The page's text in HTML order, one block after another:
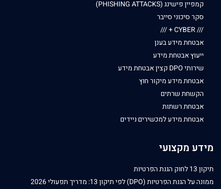
קמפיין פישינג (PHISHING ATTACKS)
סקר סיכוני סייבר
/// CYBER + ///
אבטחת מידע בענן
ייעוץ אבטחת מידע
שירותי DPO קצין אבטחת מידע
אבטחת מידע מיקור חוץ
הקשחת שרתים
אבטחת רשתות
אבטחת מידע למכשירים ניידים
מידע מקצועי
תיקון 13 לחוק הגנת הפרטיות
ממונה על הגנת הפרטיות (DPO) לפי תיקון 13: מדריך תפעולי 2026